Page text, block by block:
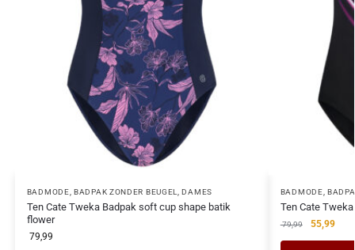
BADMODE,BADPAK ZONDER BEUGEL,DAMES
Ten Cate Tweka Badpak soft cup shape batik
flower
79,99
BADMODE,
Ten Cate Tweka
79,99 55,99